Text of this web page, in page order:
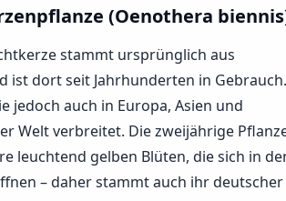
(Oenothera
stammt ursprünglich aus
ist dort seit Jahrhunderten in Gebrauch.
jedoch auch in Europa, Asien und
Welt verbreitet. Die zweijährige
leuchtend gelben Blüten, die sich in
– daher stammt auch ihr deutscher